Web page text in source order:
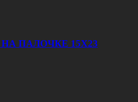
ПАЛОЧКЕ 15Х23